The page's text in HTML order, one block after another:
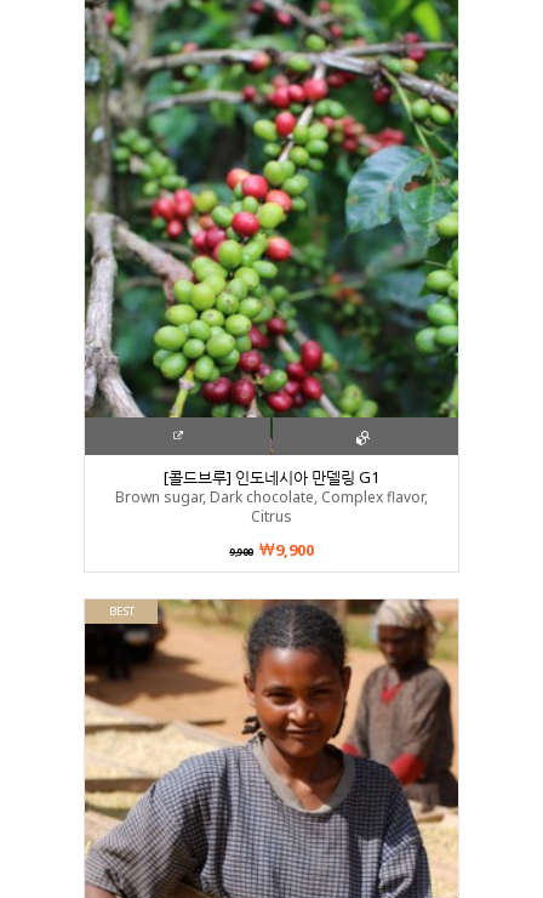
[콜드브루] 인도네시아 만델링 G1
Brown sugar, Dark chocolate, Complex flavor,
Citrus
9,900 9,900
BEST